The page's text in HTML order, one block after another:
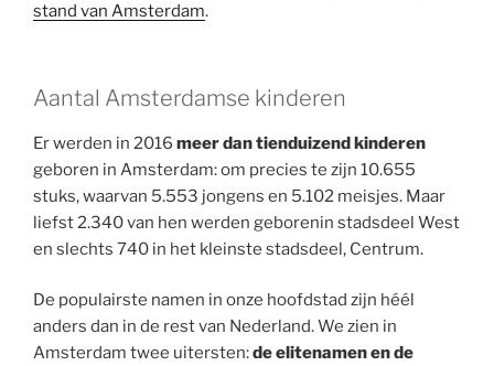
stand van Amsterdam.
Aantal Amsterdamse kinderen
Er werden in 2016 meer dan tienduizend kinderen
geboren in Amsterdam: om precies te zijn 10.655
stuks, waarvan 5.553 jongens en 5.102 meisjes. Maar
liefst 2.340 van hen werden geborenin stadsdeel West
en slechts 740 in het kleinste stadsdeel, Centrum.
De populairste namen in onze hoofdstad zijn héél
anders dan in de rest van Nederland. We zien in
Amsterdam twee uitersten:de elitenamen en de